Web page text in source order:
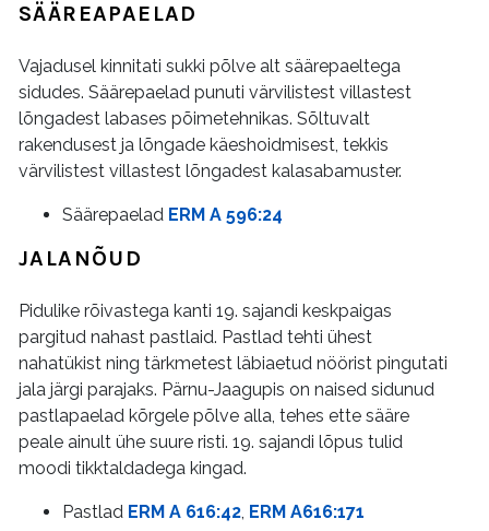
SÄÄREAPAELAD
Vajadusel kinnitati sukki põlve alt säärepaeltega
sidudes. Säärepaelad punuti värvilistest villastest
lõngadest labases põimetehnikas. Sõltuvalt
rakendusest ja lõngade käeshoidmisest, tekkis
värvilistest villastest lõngadest kalasabamuster.
Säärepaelad ERM A 596:24
JALANÕUD
Pidulike rõivastega kanti 19. sajandi keskpaigas
pargitud nahast pastlaid. Pastlad tehti ühest
nahatükist ning tärkmetest läbiaetud nöörist pingutati
jala järgi parajaks. Pärnu-Jaagupis on naised sidunud
pastlapaelad kõrgele põlve alla, tehes ette sääre
peale ainult ühe suure risti. 19. sajandi lõpus tulid
moodi tikktaldadega kingad.
Pastlad ERM A 616:42, ERM A616:171